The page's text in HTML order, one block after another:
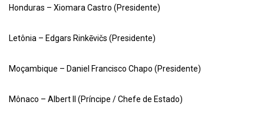
Honduras – Xiomara Castro (Presidente)
Letônia – Edgars Rinkēvičs (Presidente)
Moçambique – Daniel Francisco Chapo (Presidente)
Mônaco – Albert II (Príncipe / Chefe de Estado)